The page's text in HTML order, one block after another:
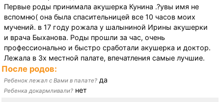
Первые роды принимала акушерка Кунина .?увы имя не
вспомню( она была спасительницей все 10 часов моих
мучений. в 17 году рожала у шалыниной Ирины акушерки
и врача Быханова. Роды прошли за час, очень
профессионально и быстро сработали акушерка и доктор.
Лежала в 3х местной палате, впечатления самые лучшие.
После родов:
Ребенок лежал с Вами в палате? да
Ребенка докармливали? нет